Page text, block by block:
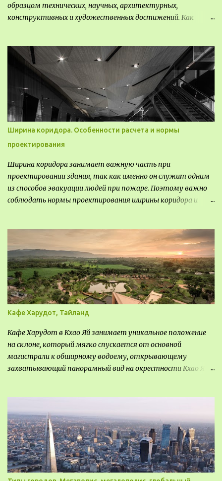
образцом технических, научных, архитектурных,
конструктивных и художественных достижений. Как
универсальные тематические временные постоянные
передвижные стационарные Назначение выставочных
павильонов - показ экспозиции, с целью информации,
пропаганды, рекламы, внедрения новых технологий, обмен
опытом, привлечения внимания и т.д.
Ширина коридора. Особенности расчета и нормы
проектирования
Ширина коридора занимает важную часть при
проектировании здания, так как именно он служит одним
из способов эвакуации людей при пожаре. Поэтому важно
соблюдать нормы проектирования ширины коридора и
Кафе Харудот, Тайланд
Кафе Харудот в Кхао Яй занимает уникальное положение
на склоне, который мягко спускается от основной
магистрали к обширному водоему, открывающему
захватывающий панорамный вид на окрестности Кхао Яй.
могли бы свободно попасть, не заходя в само заведение.